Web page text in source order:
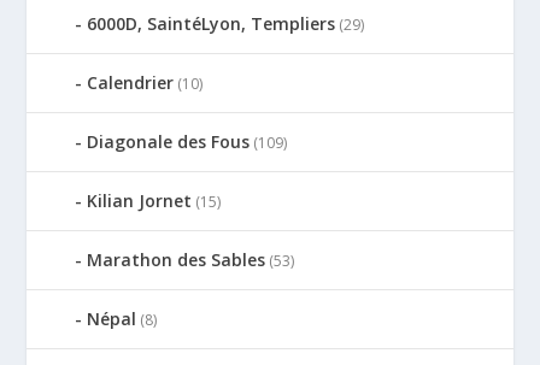
6000D, SaintéLyon, Templiers (29)
Calendrier (10)
Diagonale des Fous (109)
Kilian Jornet (15)
Marathon des Sables (53)
Népal (8)